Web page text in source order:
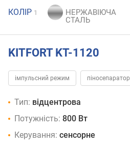
КОЛІР 1
KITFORT KT-1120
імпульсний режим піносепаратор
Тип: відцентрова
Потужність: 800 Вт
Керування: сенсорне